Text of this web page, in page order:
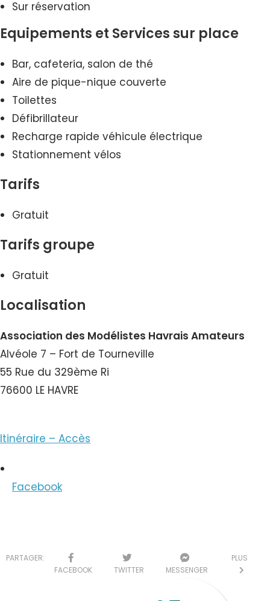
Sur réservation
Equipements et Services sur place
Bar, cafeteria, salon de thé
Aire de pique-nique couverte
Toilettes
Défibrillateur
Recharge rapide véhicule électrique
Stationnement vélos
Tarifs
Gratuit
Tarifs groupe
Gratuit
Localisation
Association des Modélistes Havrais Amateurs
Alvéole 7 – Fort de Tourneville
55 Rue du 329ème Ri
76600 LE HAVRE
Itinéraire – Accès
Facebook
PARTAGER:
FACEBOOK
TWITTER MESSENGER
PLUS